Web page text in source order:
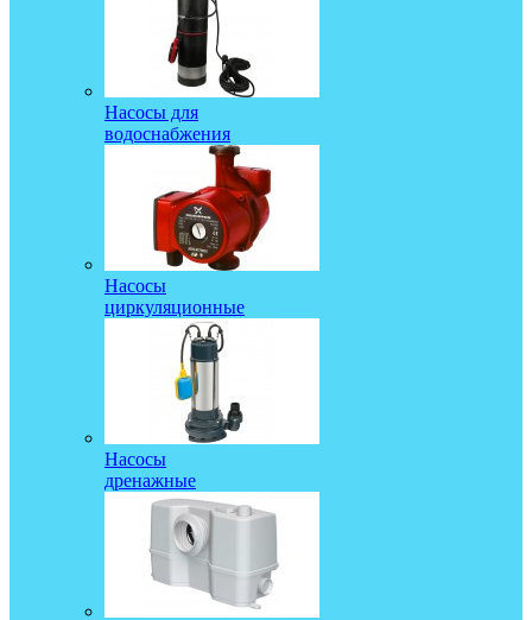
Насосы для
водоснабжения
Насосы
циркуляционные
Насосы
дренажные